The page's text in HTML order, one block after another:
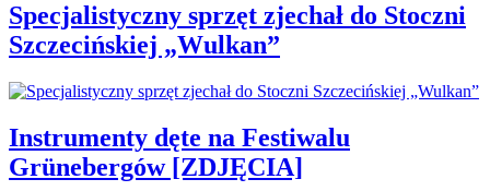
Specjalistyczny sprzęt zjechał do Stoczni
Szczecińskiej „Wulkan”
Instrumenty dęte na Festiwalu
Grünebergów [ZDJĘCIA]